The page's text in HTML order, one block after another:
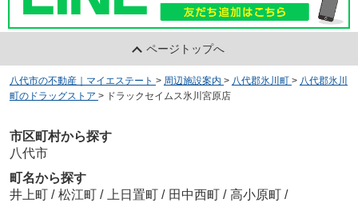
ページトップへ
八代市の不動産｜マイエステート > 周辺施設案内 > 八代郡氷川町 > 八代郡氷川
町のドラッグストア > ドラックセイムス氷川宮原店
市区町村から探す
八代市
町名から探す
井上町 / 松江町 / 上日置町 / 田中西町 / 高小原町 /